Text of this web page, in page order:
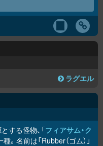
ラグエル
する怪物、「フィアサム・ク
。名前は「Rubber（ゴム）」